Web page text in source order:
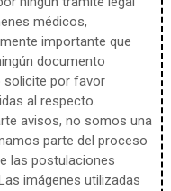
médicos,
importante que
documento
solicite por favor
al respecto.
avisos, no somos una
parte del proceso
las postulaciones
imágenes utilizadas